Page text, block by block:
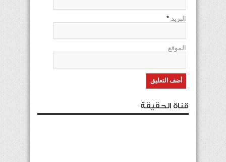
البريد *
الموقع
قناة الحقيقة